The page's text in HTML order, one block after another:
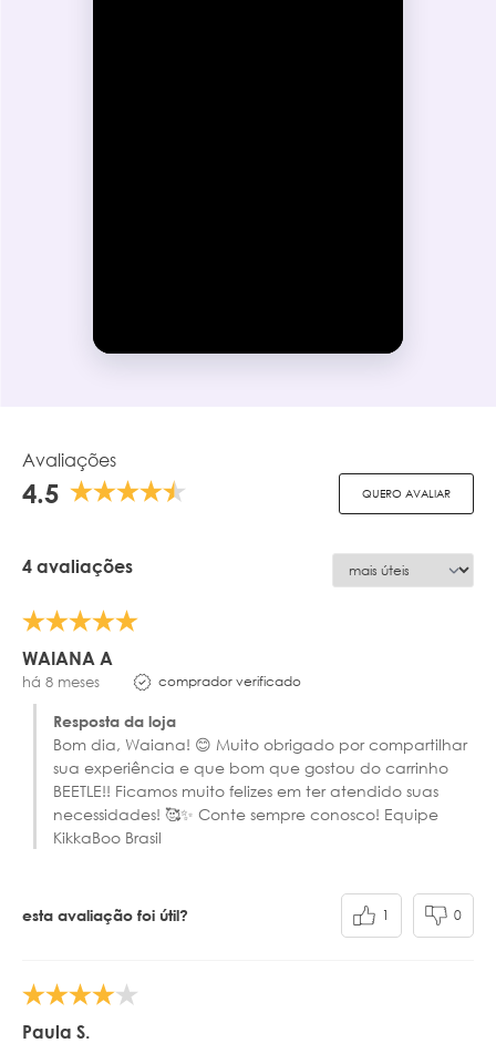
Avaliações
4.5 QUERO AVALIAR
4 avaliações
WAIANA A
há 8 meses comprador verificado
Resposta da loja
Bom dia, Waiana! 😊 Muito obrigado por compartilhar
sua experiência e que bom que gostou do carrinho
BEETLE!! Ficamos muito felizes em ter atendido suas
necessidades! 🥰✨ Conte sempre conosco! Equipe
KikkaBoo Brasil
esta avaliação foi útil? 1 0
Paula S.